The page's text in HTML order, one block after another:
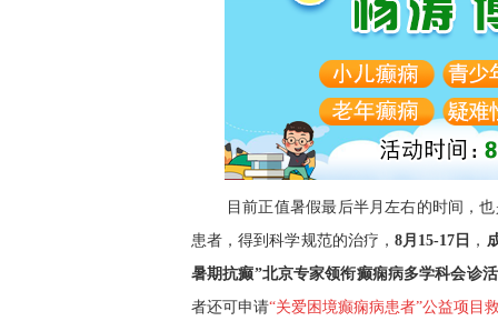
目前正值暑假最后半月左右的时间，
患者，得到科学规范的治疗，8月 15-17 日 ，
暑期抗癫”北京专家领衔癫痫病多学科会诊
者还可申请“关爱困境癫痫病患者”公益项目